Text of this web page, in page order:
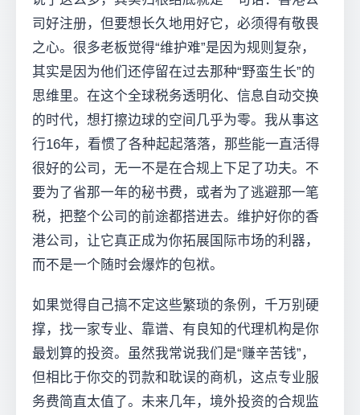
司好注册，但要想长久地用好它，必须得有敬畏
之心。很多老板觉得“维护难”是因为规则复杂，
其实是因为他们还停留在过去那种“野蛮生长”的
思维里。在这个全球税务透明化、信息自动交换
的时代，想打擦边球的空间几乎为零。我从事这
行16年，看惯了各种起起落落，那些能一直活得
很好的公司，无一不是在合规上下足了功夫。不
要为了省那一年的秘书费，或者为了逃避那一笔
税，把整个公司的前途都搭进去。维护好你的香
港公司，让它真正成为你拓展国际市场的利器，
而不是一个随时会爆炸的包袱。
如果觉得自己搞不定这些繁琐的条例，千万别硬
撑，找一家专业、靠谱、有良知的代理机构是你
最划算的投资。虽然我常说我们是“赚辛苦钱”，
但相比于你交的罚款和耽误的商机，这点专业服
务费简直太值了。未来几年，境外投资的合规监